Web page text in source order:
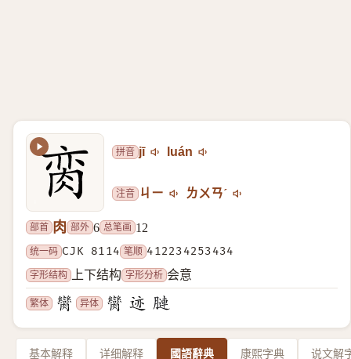
拼音 jī luán
注音 ㄐㄧ ㄌㄨㄢˊ
部首 肉 部外 6 总笔画 12
统一码 CJK 8114 笔顺 412234253434
字形结构
上下结构 字形分析 会意
繁体 异体
基本解释 详细解释 國語辭典 康熙字典 说文解